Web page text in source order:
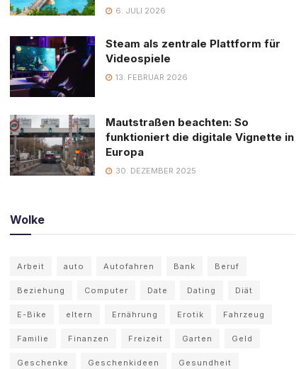
6. JULI 2026
Steam als zentrale Plattform für
Videospiele
13. FEBRUAR 2026
Mautstraßen beachten: So
funktioniert die digitale Vignette in
Europa
30. DEZEMBER 2025
Wolke
Arbeit auto Autofahren Bank Beruf
Beziehung Computer Date Dating Diät
E-Bike eltern Ernährung Erotik Fahrzeug
Familie Finanzen Freizeit Garten Geld
Geschenke Geschenkideen Gesundheit